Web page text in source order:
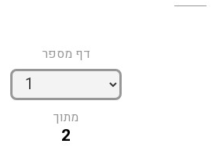
דף מספר
מתוך
2